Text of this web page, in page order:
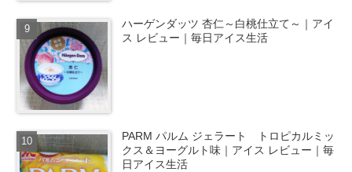
ハーゲンダッツ 杏仁～白桃仕立て～｜アイ
ス レビュー｜毎日アイス生活
PARM パルム ジェラート トロピカルミッ
クス＆ヨーグルト味｜アイス レビュー｜毎
日アイス生活